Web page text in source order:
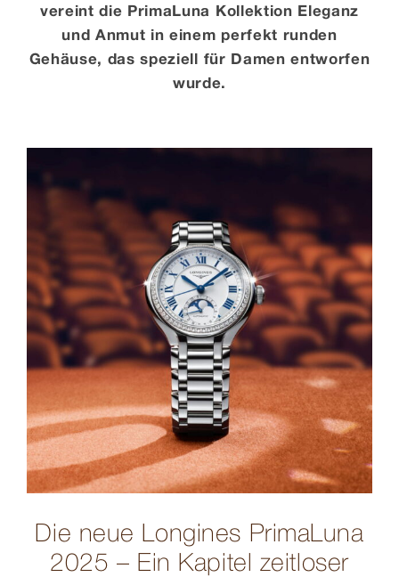
vereint die PrimaLuna Kollektion Eleganz
und Anmut in einem perfekt runden
Gehäuse, das speziell für Damen entworfen
wurde.
Die neue Longines PrimaLuna
2025 – Ein Kapitel zeitloser